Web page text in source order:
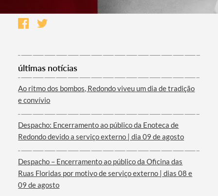
Termo de Pesquisa
últimas notícias
Ao ritmo dos bombos, Redondo viveu um dia de tradição
e convívio
Despacho: Encerramento ao público da Enoteca de
Redondo devido a serviço externo | dia 09 de agosto
Despacho – Encerramento ao público da Oficina das
Ruas Floridas por motivo de serviço externo | dias 08 e
09 de agosto